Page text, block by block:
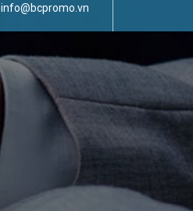
info@bcpromo.vn